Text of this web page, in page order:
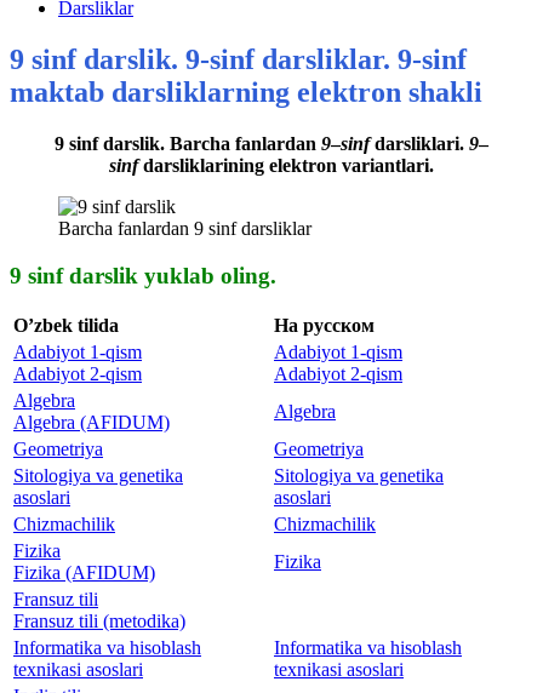
Darsliklar
9 sinf darslik. 9-sinf darsliklar. 9-sinf
maktab darsliklarning elektron shakli
9 sinf darslik. Barcha fanlardan 9–sinfdarsliklari. 9–
sinfdarsliklarining elektron variantlari.
Barcha fanlardan 9 sinf darsliklar
9 sinf darslik yuklab oling.
O’zbek tilida
На русском
Adabiyot 1-qism
Adabiyot 2-qism
Adabiyot 1-qism
Adabiyot 2-qism
Algebra
Algebra (AFIDUM)
Algebra
Geometriya
Geometriya
Sitologiya va genetika
asoslari
Sitologiya va genetika
asoslari
Chizmachilik
Chizmachilik
Fizika
Fizika (AFIDUM)
Fizika
Fransuz tili
Fransuz tili (metodika)
Informatika va hisoblash
texnikasi asoslari
Informatika va hisoblash
texnikasi asoslari